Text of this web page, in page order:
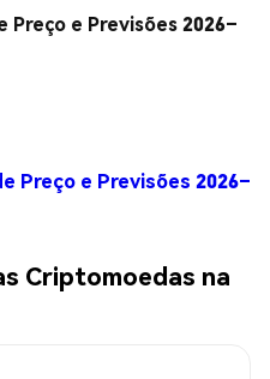
Preço e Previsões 2026–
Preço e Previsões 2026–
Criptomoedas na